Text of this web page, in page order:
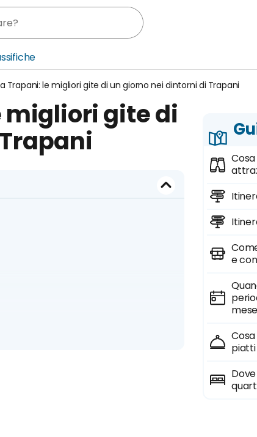
Trapani: le migliori gite di un giorno nei dintorni di Trapani
migliori gite di
e
mese